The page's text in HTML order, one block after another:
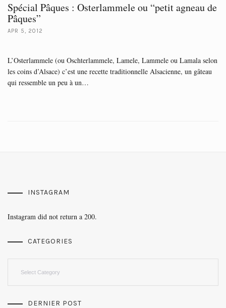
Spécial Pâques : Osterlammele ou “petit agneau de
Pâques”
APR 5, 2012
L’Osterlammele (ou Oschterlammele, Lamele, Lammele ou Lamala selon
les coins d’Alsace) c’est une recette traditionnelle Alsacienne, un gâteau
qui ressemble un peu à un…
INSTAGRAM
Instagram did not return a 200.
CATEGORIES
DERNIER POST